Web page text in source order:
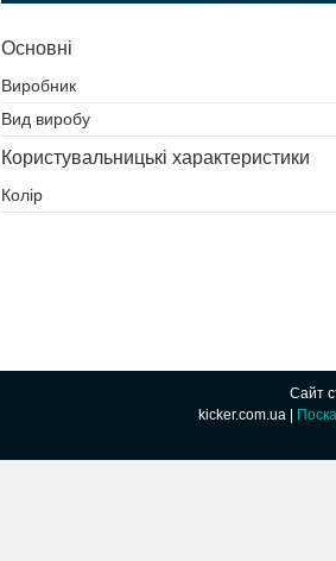
Основні
Виробник
Вид виробу
Користувальницькі характеристики
Колір
Сайт